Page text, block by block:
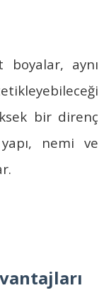
boyalar, aynı
bir direnç
nemi ve